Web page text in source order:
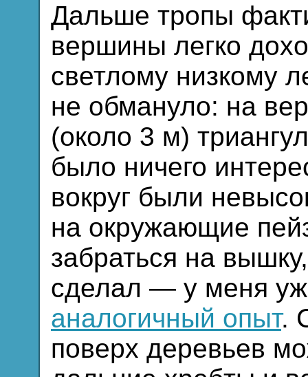
Дальше тропы
вершины легко
светлому низкому
не обмануло: на
(около 3 м)
было ничего
вокруг были
на окружающие
забраться на
сделал — у меня
аналогичный опыт.
поверх деревьев